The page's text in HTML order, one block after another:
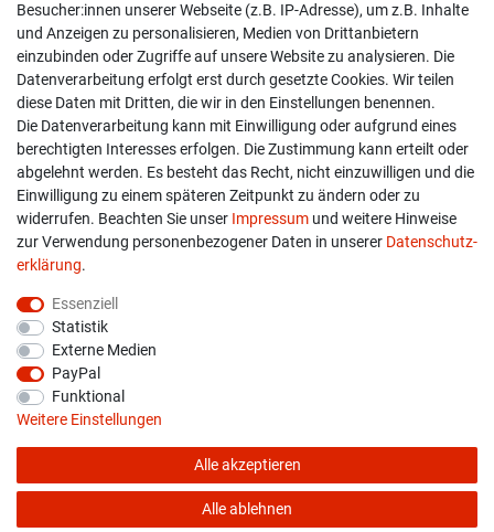
Kontakt
Versand & Zahlung
Widerrufs­recht
Widerruf erklären
info@overdrive-racing.de
05662 / 8878939
Overdrive-Racing
Frankenstr. 9
34587 Felsberg-Gensungen
* Alle Preise verstehen sich inkl. gesetzl. MwSt. zzgl.Versandkosten
Besucher:innen unserer Webseite (z.B. IP-Adresse), um z.B. Inhalte
und Anzeigen zu personalisieren, Medien von Drittanbietern
einzubinden oder Zugriffe auf unsere Website zu analysieren. Die
Datenverarbeitung erfolgt erst durch gesetzte Cookies. Wir teilen
diese Daten mit Dritten, die wir in den Einstellungen benennen.
Die Datenverarbeitung kann mit Einwilligung oder aufgrund eines
berechtigten Interesses erfolgen. Die Zustimmung kann erteilt oder
abgelehnt werden. Es besteht das Recht, nicht einzuwilligen und die
Einwilligung zu einem späteren Zeitpunkt zu ändern oder zu
widerrufen. Beachten Sie unser Impressum und weitere Hinweise
zur Verwendung personenbezogener Daten in unserer Daten­schutz­
erklärung.
Essenziell
Statistik
Externe Medien
PayPal
Funktional
Weitere Einstellungen
Alle akzeptieren
Alle ablehnen